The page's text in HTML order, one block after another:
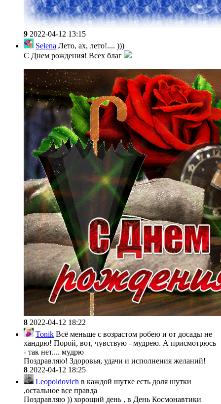
9 2022-04-12 13:15
Selena Лето, ах, лето!.... )))
С Днем рождения! Всех благ
8 2022-04-12 18:22
Tonik Всё меньше с возрастом робею и от досады не
хандрю! Порой, вот, чувствую - мудрею. А присмотрюсь
- так нет.... мудрю
Поздравляю! Здоровья, удачи и исполнения желаний!
8 2022-04-12 18:25
Leopoldovich в каждой шутке есть доля шутки
,остальное все правда
Поздравляю )) хорощий день , в День Космонавтики